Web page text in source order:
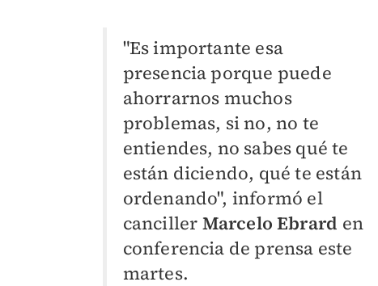
"Es importante esa
presencia porque puede
ahorrarnos muchos
problemas, si no, no te
entiendes, no sabes qué te
están diciendo, qué te están
ordenando", informó el
canciller Marcelo Ebrard en
conferencia de prensa este
martes.